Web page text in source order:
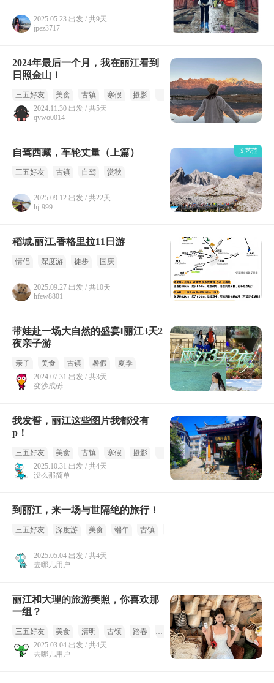
2025.05.23 出发 / 共9天
jpez3717
2024年最后一个月，我在丽江看到
日照金山！
三五好友 美食 古镇 寒假 摄影
冬季
2024.11.30 出发 / 共5天
qvwo0014
自驾西藏，车轮丈量（上篇）
三五好友 古镇 自驾 赏秋
2025.09.12 出发 / 共22天
hj-999
文艺范
稻城,丽江,香格里拉11日游
情侣 深度游 徒步 国庆
2025.09.27 出发 / 共10天
hfew8801
带娃赴一场大自然的盛宴I丽江3天2
夜亲子游
亲子 美食 古镇 暑假
夏季
2024.07.31 出发 / 共3天
变沙成砾
我发誓，丽江这些图片我都没有
p！
三五好友 美食 古镇 寒假 摄影
冬季
2025.10.31 出发 / 共4天
没么那简单
到丽江，来一场与世隔绝的旅行！
三五好友 深度游 美食 端午 古镇
2025.05.04 出发 / 共4天
去哪儿用户
丽江和大理的旅游美照，你喜欢那
一组？
三五好友 美食 清明 古镇 踏春
摄影
2025.03.04 出发 / 共4天
去哪儿用户